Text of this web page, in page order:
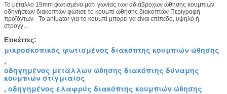
Το μέταλλο 19mm φωτισμένο μάτι γωνίας των αδιάβροχων ώθησης κουμπιών
οδηγήσεων διακοπτών φώτισε το κουμπί ώθησης διακοπτών Περιγραφή
προϊόντων - Το antuator για το κουμπί μπορεί να είναι επίπεδο, υψηλό ή
στρογγ...
Ετικέττες:
μικροσκοπικός φωτισμένος διακόπτης κουμπιών ώθησης
,
οδηγημένος μετάλλων ώθησης διακόπτης δύναμης
κουμπιών στιγμιαίος
, οδηγημένος ελαφρύς διακόπτης κουμπιών ώθησης